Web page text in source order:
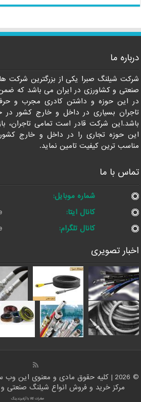
درباره ما
شرکت شیلنگ صبرا یکی از بزرگترین شرکت
صنعتی و کشاورزی در ایران می باشد که
در این حوزه و داشتن کادری مجرب و
تاجران بسیاری در داخل و خارج کشور
باشد.این شرکت قادر است تمامی تاجران،
این حوزه تجاری را در داخل و خارج
مناسب ترین کیفیت تامین نماید.
تماس با ما
شماره موبایل:
کانال ایتا:
کانال تلگرام:
اخبار تصویری
© 2026 | کلیه حقوق مادی و معنوی این وب سایت متعلق است به سایت
مرکز خرید و فروش انواع شیلنگ صنعتی و
صادرات کالا با آرادبرندینگ